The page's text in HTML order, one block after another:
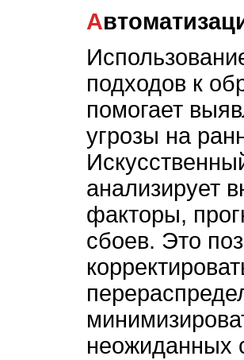
подходов к
помогает
угрозы на
анализирует
факторы,
сбоев. Это
неожиданных